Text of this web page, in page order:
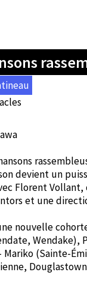
devient un
Florent
et une
nouvelle
(Sainte-